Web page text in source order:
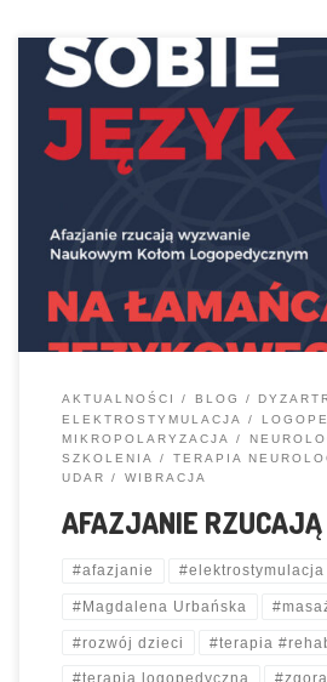
AFAZJANIE rzucają wyzwanie Naukowym
Polsce na ŁAMAŃCA JĘZYKOWEGO
Koło Logopedyczne „Mowa bez wad” –
otrzymało pierwszą nominację Czekamy
do boju PATRONAT: Polski Związek
wydarzenie na: https://www.facebook.com/
Naukowych Kół Logopedycznych: oznaczcie
AKTUALNOŚCI BLOG
ELEKTROSTYMULACJA
MIKROPOLARYZACJA
SZKOLENIA
TERAPIA
UDAR
WIBRACJA
AFAZJANIE
#afazjanie #elektrostymulacja
#Magdalena Urbańska
#rozwój dzieci #terapia
#terapia logopedyczna #zgora